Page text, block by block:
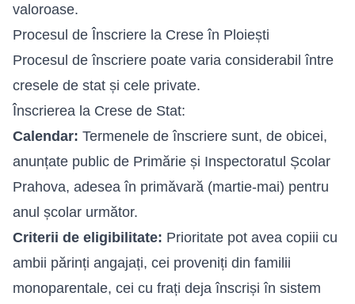
valoroase.
Procesul de Înscriere la Crese în Ploiești
Procesul de înscriere poate varia considerabil între
cresele de stat și cele private.
Înscrierea la Crese de Stat:
Calendar: Termenele de înscriere sunt, de obicei,
anunțate public de Primărie și Inspectoratul Școlar
Prahova, adesea în primăvară (martie-mai) pentru
anul școlar următor.
Criterii de eligibilitate: Prioritate pot avea copiii cu
ambii părinți angajați, cei proveniți din familii
monoparentale, cei cu frați deja înscriși în sistem